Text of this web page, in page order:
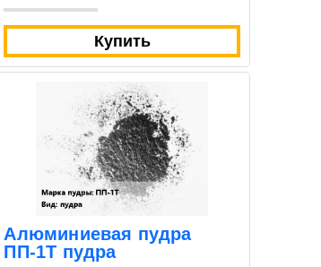
Купить
Алюминиевая пудра
ПП-1Т пудра
Закрыть